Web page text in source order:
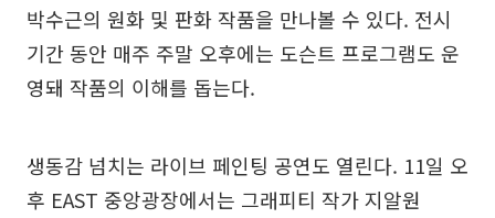
박수근의 원화 및 판화 작품을 만나볼 수 있다. 전시
기간 동안 매주 주말 오후에는 도슨트 프로그램도 운
영돼 작품의 이해를 돕는다.
생동감 넘치는 라이브 페인팅 공연도 열린다. 11일 오
후 EAST 중앙광장에서는 그래피티 작가 지알원